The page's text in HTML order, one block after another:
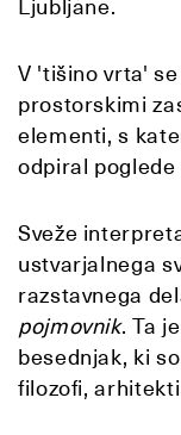
Ljubljane.
V 'tišino vrta'
prostorskimi
elementi, s
odpiral poglede
Sveže
ustvarjalnega
razstavnega
pojmovnik. Ta
besednjak, ki
filozofi,